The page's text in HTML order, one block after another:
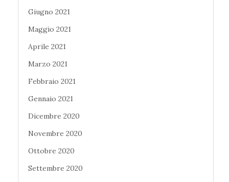
Giugno 2021
Maggio 2021
Aprile 2021
Marzo 2021
Febbraio 2021
Gennaio 2021
Dicembre 2020
Novembre 2020
Ottobre 2020
Settembre 2020